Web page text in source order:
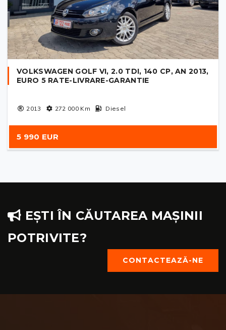
VOLKSWAGEN GOLF VI, 2.0 TDI, 140 CP, AN 2013,
EURO 5 RATE-LIVRARE-GARANTIE
2013 272 000Km Diesel
5 990 EUR
EȘTI ÎN CĂUTAREA MAȘINII
POTRIVITE?
CONTACTEAZĂ-NE